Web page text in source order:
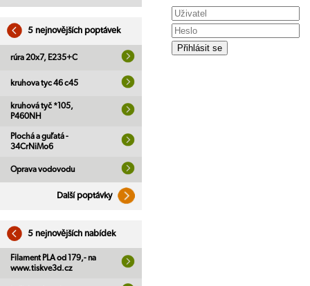
5 nejnovějších poptávek
rúra 20x7, E235+C
kruhova tyc 46 c45
kruhová tyč *105,
P460NH
Plochá a guľatá -
34CrNiMo6
Oprava vodovodu
Další poptávky
5 nejnovějších nabídek
Filament PLA od 179,- na
www.tiskve3d.cz